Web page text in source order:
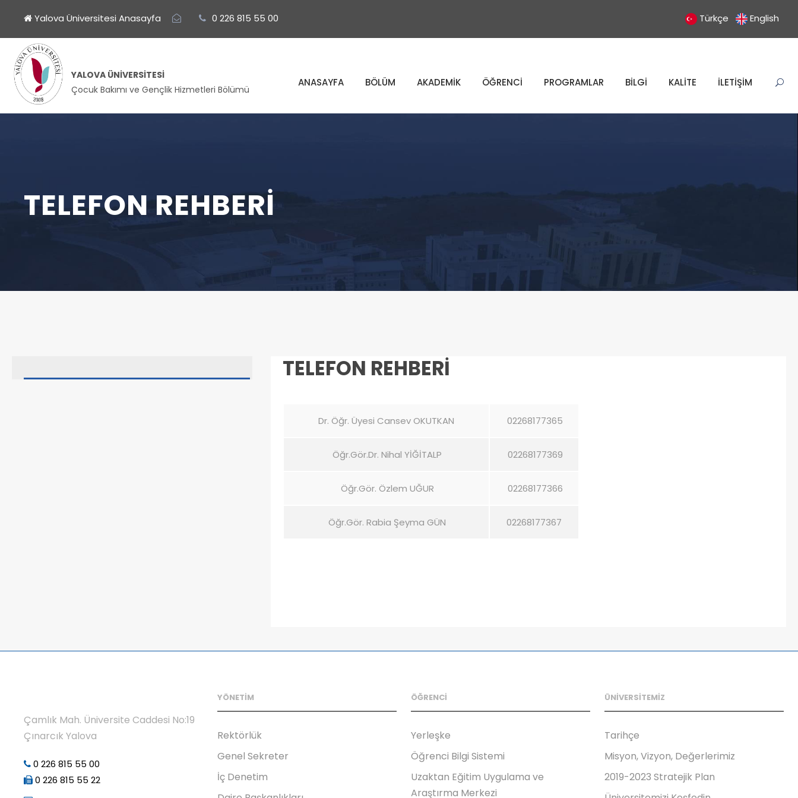
Yalova Üniversitesi Anasayfa 0 226 815 55 00 Türkçe English
YALOVA ÜNIVERSITESI
Çocuk Bakımı ve Gençlik Hizmetleri Bölümü
ANASAYFA BÖLÜM AKADEMİK ÖĞRENCİ PROGRAMLAR BİLGİ KALİTE İLETİŞİM
TELEFON REHBERİ
TELEFON REHBERİ
Dr. Öğr. Üyesi Cansev OKUTKAN 02268177365
Öğr.Gör.Dr. Nihal YİĞİTALP 02268177369
Öğr.Gör. Özlem UĞUR 02268177366
Öğr.Gör. Rabia Şeyma GÜN 02268177367
Çamlık Mah. Üniversite Caddesi No:19
Çınarcık Yalova
0 226 815 55 00
0 226 815 55 22
YÖNETİM
Rektörlük
Genel Sekreter
İç Denetim
ÖĞRENCİ
Yerleşke
Öğrenci Bilgi Sistemi
Uzaktan Eğitim Uygulama ve
Araştırma Merkezi
ÜNİVERSİTEMİZ
Tarihçe
Misyon, Vizyon, Değerlerimiz
2019-2023 Stratejik Plan